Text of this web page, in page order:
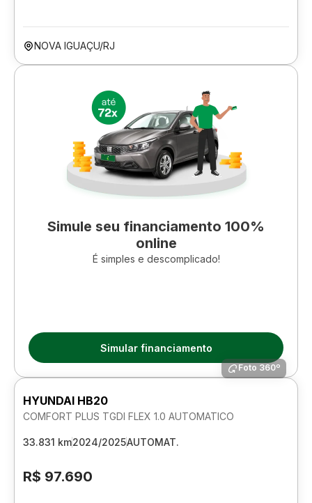
NOVA IGUAÇU/RJ
Simule seu financiamento 100%
online
É simples e descomplicado!
Simular financiamento
Foto 360º
HYUNDAI HB20
COMFORT PLUS TGDI FLEX 1.0 AUTOMATICO
33.831 km2024/2025AUTOMAT.
R$ 97.690